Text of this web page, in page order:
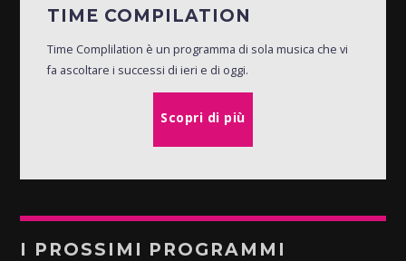
TIME COMPILATION
Time Complilation è un programma di sola musica che vi
fa ascoltare i successi di ieri e di oggi.
Scopri di più
I PROSSIMI PROGRAMMI